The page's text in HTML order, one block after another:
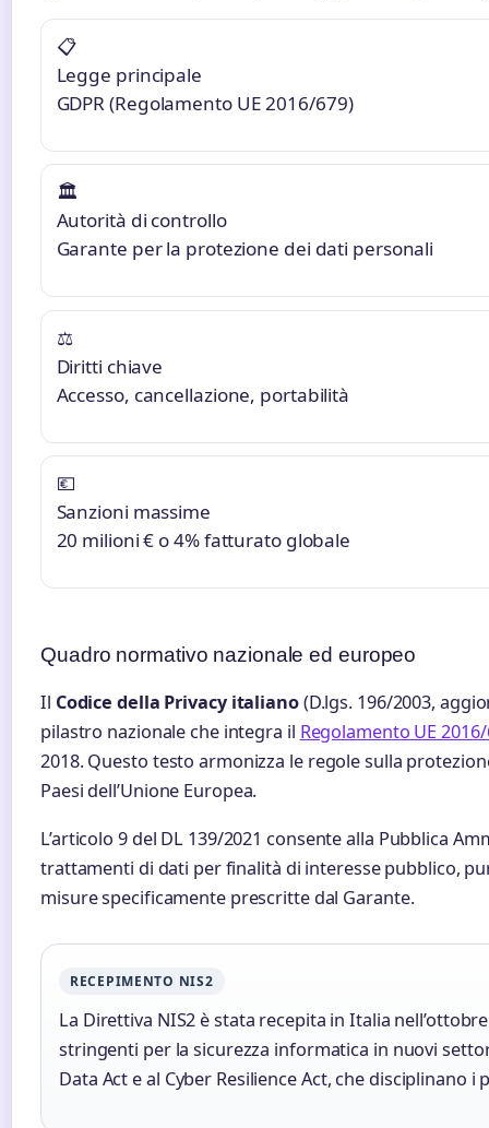
📋
Legge principale
GDPR (Regolamento UE 2016/679)
🏛️
Autorità di controllo
Garante per la protezione dei dati personali
⚖️
Diritti chiave
Accesso, cancellazione, portabilità
💶
Sanzioni massime
20 milioni € o 4% fatturato globale
Quadro normativo nazionale ed europeo
Il Codice della Privacy italiano(D.lgs. 196/2003,
pilastro nazionale che integra il Regolamento UE
2018. Questo testo armonizza le regole sulla
Paesi dell’Unione Europea.
L’articolo 9 del DL 139/2021 consente alla Pubblica
trattamenti di dati per finalità di interesse pubblico,
misure specificamente prescritte dal Garante.
RECEPIMENTO NIS2
La Direttiva NIS2 è stata recepita in Italia
stringenti per la sicurezza informatica in nuovi
Data Act e al Cyber Resilience Act, che disciplinano